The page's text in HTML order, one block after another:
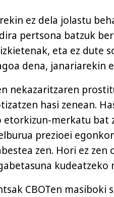
ez dela jolastu
pertsona batzuk
eta ez dute
dena, janariarekin
nekazaritzaren
hasi zenean.
etorkizun-merkatu bat
prezioei
zen. Hori ez zen
kudeatzeko
CBOTen masiboki